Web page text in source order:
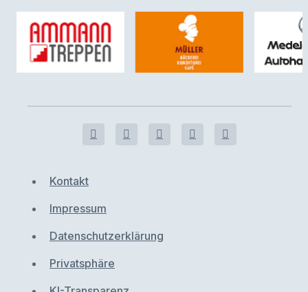
Kontakt
Impressum
Datenschutzerklärung
Privatsphäre